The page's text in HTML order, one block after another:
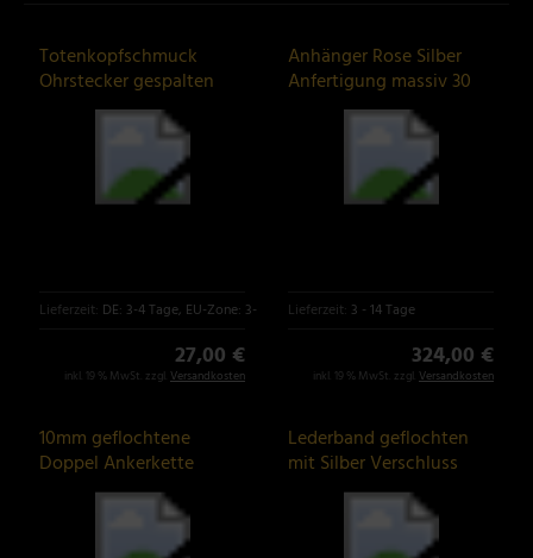
Totenkopfschmuck
Ohrstecker gespalten
aus 925er Silber
Lieferzeit: DE: 3-4 Tage, EU-Zone: 3-6 Tage
27,00 €
inkl. 19 % MwSt. zzgl. Versandkosten
Anhänger Rose Silber
Anfertigung massiv 30
Gramm!!!
Lieferzeit: 3 - 14 Tage
324,00 €
inkl. 19 % MwSt. zzgl. Versandkosten
10mm geflochtene
Doppel Ankerkette
handgearbeitet
Lederband geflochten
mit Silber Verschluss